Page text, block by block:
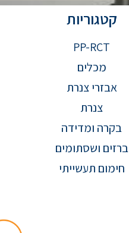
קטגוריות
PP-RCT
מכלים
אבזרי צנרת
צנרת
בקרה ומדידה
ברזים ושסתומים
חימום תעשייתי